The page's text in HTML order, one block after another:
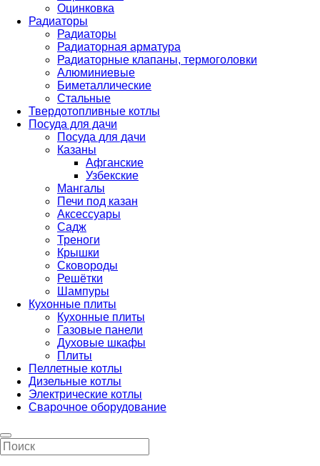
Оцинковка
Радиаторы
Радиаторы
Радиаторная арматура
Радиаторные клапаны, термоголовки
Алюминиевые
Биметаллические
Стальные
Твердотопливные котлы
Посуда для дачи
Посуда для дачи
Казаны
Афганские
Узбекские
Мангалы
Печи под казан
Аксессуары
Садж
Треноги
Крышки
Сковороды
Решётки
Шампуры
Кухонные плиты
Кухонные плиты
Газовые панели
Духовые шкафы
Плиты
Пеллетные котлы
Дизельные котлы
Электрические котлы
Сварочное оборудование